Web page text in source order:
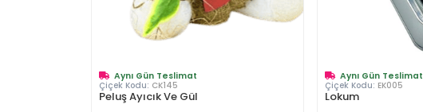
Aynı Gün Teslimat
Çiçek Kodu: CK145
Peluş Ayıcık Ve Gül
Aynı Gün Teslimat
Çiçek Kodu: EK005
Lokum